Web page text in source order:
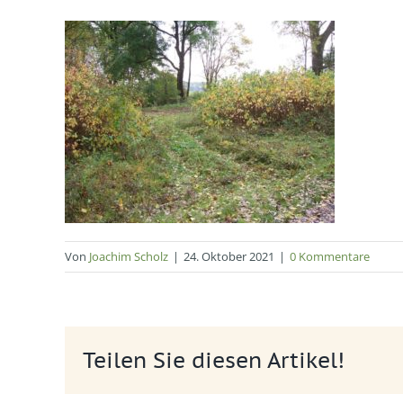
Von Joachim Scholz | 24. Oktober 2021 | 0 Kommentare
Teilen Sie diesen Artikel!